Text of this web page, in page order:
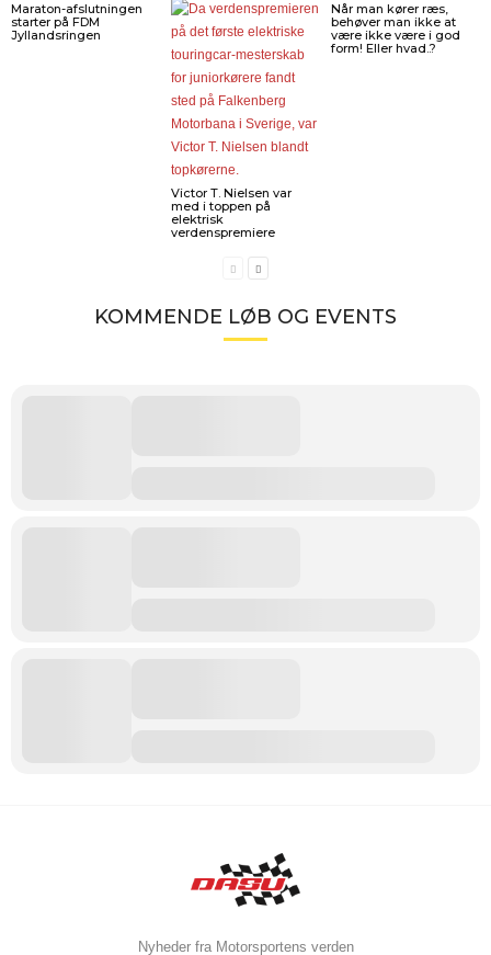
Maraton-afslutningen
starter på FDM
Jyllandsringen
Victor T. Nielsen var
med i toppen på
elektrisk
verdenspremiere
Når man kører ræs,
behøver man ikke at
være ikke være i god
form! Eller hvad..?
KOMMENDE LØB OG EVENTS
Nyheder fra Motorsportens verden